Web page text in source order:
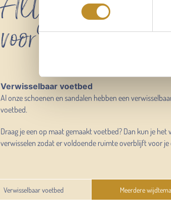
voor mijn eigen
Verwisselbaar voetbed
Al onze schoenen en sandalen hebben een
voetbed.
Draag je een op maat gemaakt voetbed? Dan kun je
verwisselen zodat er voldoende ruimte overblijft voor je
Verwisselbaar voetbed Meerdere